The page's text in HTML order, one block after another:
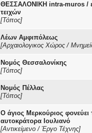
ΘΕΣΣΑΛΟΝΙΚΗ intra-muros /
τειχών
[Τόπος]
Λέων Αμφιπόλεως
[Αρχαιολογικος Χώρος /
Νομός Θεσσαλονίκης
[Τόπος]
Νομός Πέλλας
[Τόπος]
Ο άγιος Μερκούριος φονεύει
αυτοκράτορα Ιουλιανό
[Αντικείμενο / Έργο Τέχνης]